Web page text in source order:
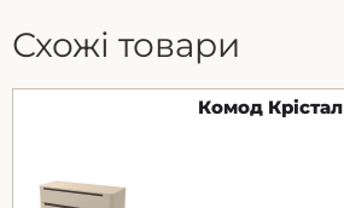
Схожі товари
Комод Крістал